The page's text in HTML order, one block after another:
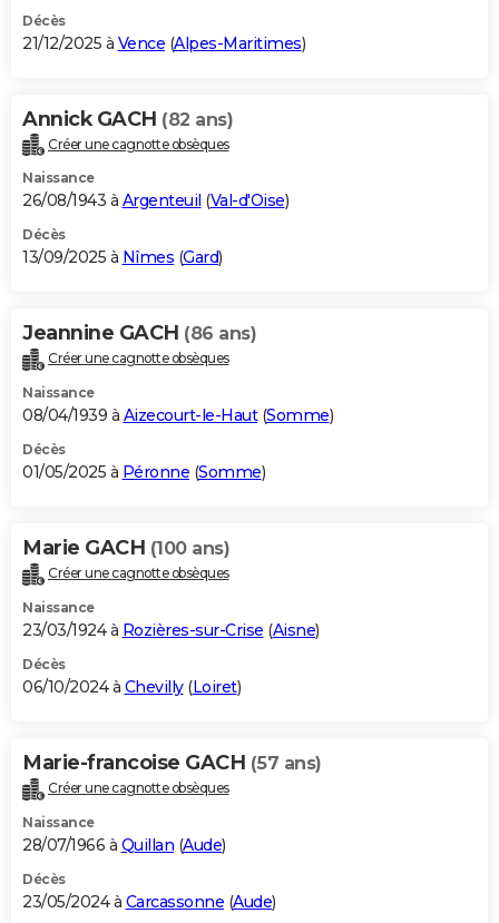
Décès
21/12/2025 à Vence (Alpes-Maritimes)
Annick GACH (82 ans)
Créer une cagnotte obsèques
Naissance
26/08/1943 à Argenteuil (Val-d'Oise)
Décès
13/09/2025 à Nîmes (Gard)
Jeannine GACH (86 ans)
Créer une cagnotte obsèques
Naissance
08/04/1939 à Aizecourt-le-Haut(Somme)
Décès
01/05/2025 à Péronne (Somme)
Marie GACH (100 ans)
Créer une cagnotte obsèques
Naissance
23/03/1924 à Rozières-sur-Crise (Aisne)
Décès
06/10/2024 à Chevilly(Loiret)
Marie-francoise GACH (57 ans)
Créer une cagnotte obsèques
Naissance
28/07/1966 à Quillan (Aude)
Décès
23/05/2024 à Carcassonne (Aude)